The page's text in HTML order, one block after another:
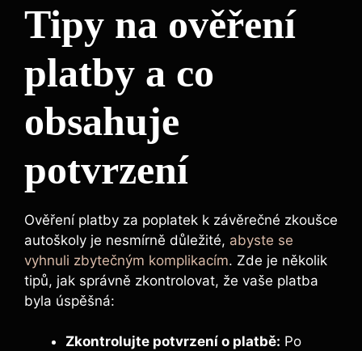
Tipy na​ ověření
⁢platby a co
obsahuje
potvrzení
Ověření platby za poplatek k závěrečné zkoušce
autoškoly je nesmírně důležité, abyste se
vyhnuli zbytečným ⁢komplikacím. Zde je několik
tipů,‍ jak správně zkontrolovat, že vaše platba
⁢byla úspěšná:
Zkontrolujte potvrzení ⁣o platbě: Po